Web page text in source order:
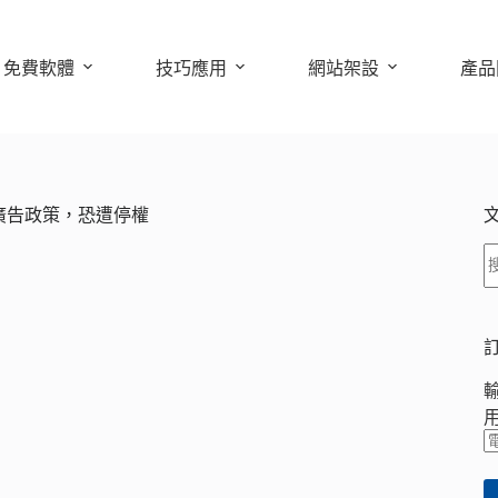
免費軟體 技巧應用 網站架設 產
告政策，恐遭停權